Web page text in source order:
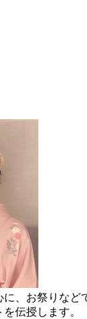
に、お祭りなど
を伝授します